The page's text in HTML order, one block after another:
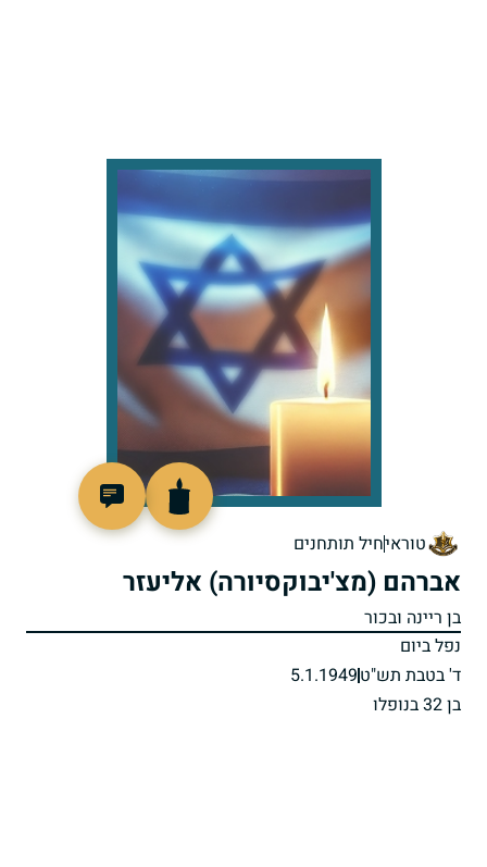
טוראיחיל תותחנים
אברהם (מצ'יבוקסיורה) אליעזר
בן ריינה ובכור
נפל ביום
ד' בטבת תש"ט5.1.1949
בן 32 בנופלו